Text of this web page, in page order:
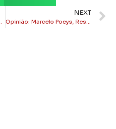
desaparecidas
NEXT
Opinião: Marcelo Poeys, Res Publica não é Cosa Nostra!